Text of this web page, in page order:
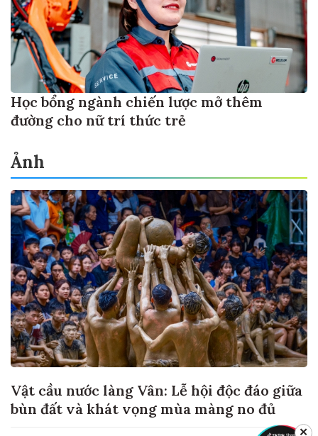
Học bổng ngành chiến lược mở thêm
đường cho nữ trí thức trẻ
Ảnh
Vật cầu nước làng Vân: Lễ hội độc đáo giữa
bùn đất và khát vọng mùa màng no đủ
✕